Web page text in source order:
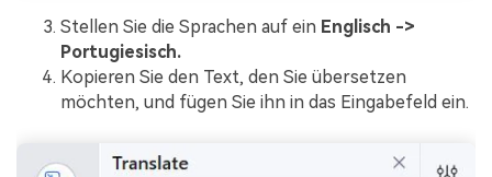
Stellen Sie die Sprachen auf ein Englisch ->
Portugiesisch.
Kopieren Sie den Text, den Sie übersetzen
möchten, und fügen Sie ihn in das Eingabefeld ein.